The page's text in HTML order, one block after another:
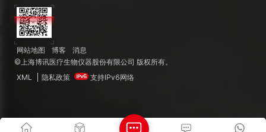
网站地图 博客
消息
©上海博讯医疗生物仪器股份有限公司 版权所有。
XML
隐私政策 支持IPv6网络